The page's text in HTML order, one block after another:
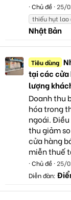
Chủ đề 25/
thiếu hụt lao
Nhật Bản
Tiêu dùng
tại các cửa
lượng
Doanh thu
hóa trong
ngoái.
thu giảm
cửa hàng
miễn thuế
Chủ đề 25/
Diễn đàn: